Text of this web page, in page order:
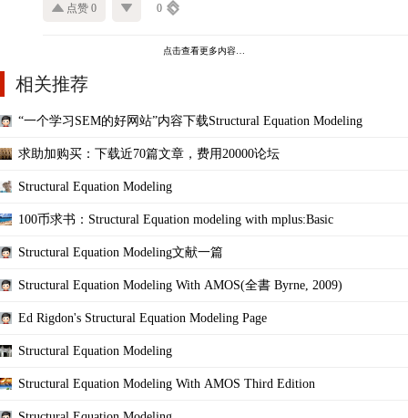
点赞 0 0
点击查看更多内容…
相关推荐
“一个学习SEM的好网站”内容下载Structural Equation Modeling
求助加购买：下载近70篇文章，费用20000论坛
Structural Equation Modeling
100币求书：Structural Equation modeling with mplus:Basic
Structural Equation Modeling文献一篇
Structural Equation Modeling With AMOS(全書 Byrne, 2009)
Ed Rigdon's Structural Equation Modeling Page
Structural Equation Modeling
Structural Equation Modeling With AMOS Third Edition